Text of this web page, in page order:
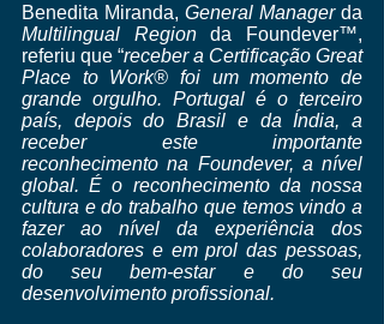
Benedita Miranda, General Manager
Multilingual Region da Foundever™,
referiu que “receber a Certificação Great
Place to Work® foi um momento de
grande orgulho. Portugal é o terceiro
país, depois do Brasil e da Índia, a
receber este importante
reconhecimento na Foundever, a nível
global. É o reconhecimento da nossa
cultura e do trabalho que temos vindo a
fazer ao nível da experiência dos
colaboradores e em prol das pessoas,
do seu bem-estar e do seu
desenvolvimento profissional.